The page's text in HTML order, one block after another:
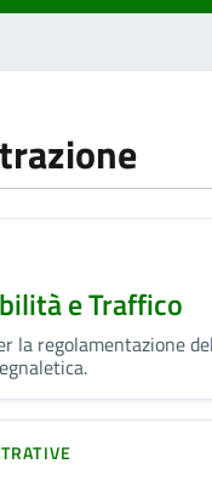
e Traffico
la regolamentazione